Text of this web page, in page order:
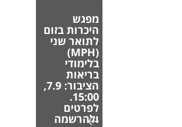
מפגש
היכרות בזום
לתואר שני
(MPH)
בלימודי
בריאות
הציבור: 7.9,
15:00.
לפרטים
ולהרשמה